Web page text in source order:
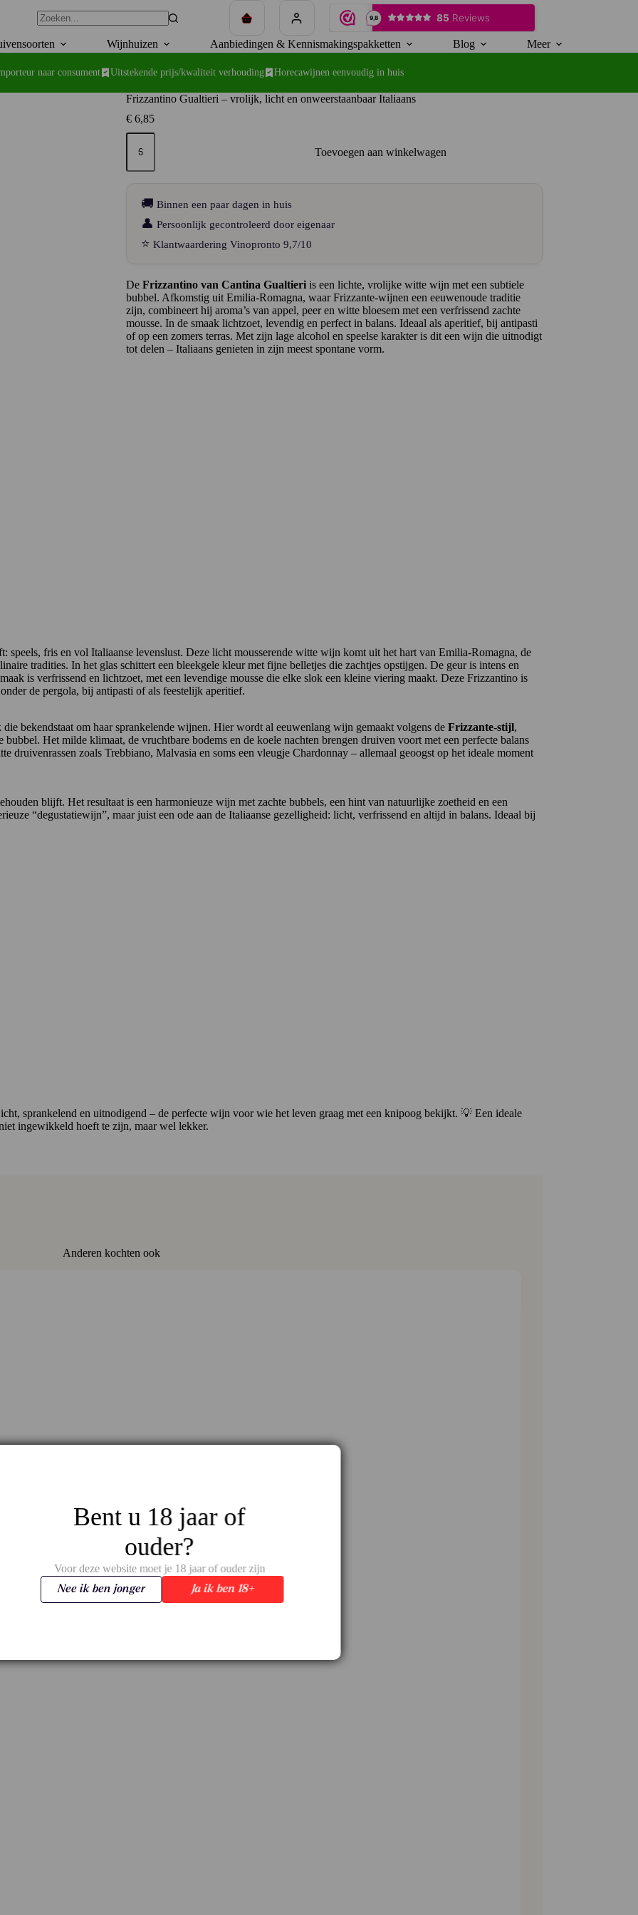
Winkelwagen
Wijnhuizen Aanbiedingen & Kennismakingspakketten Blog Meer
naar consument Uitstekende prijs/kwaliteit verhouding Horecawijnen eenvoudig in huis
Frizzantino Gualtieri – vrolijk, licht en onweerstaanbaar Italiaans
€6,85
Frizzantino
Gualtieri
vrolijk,
onweerstaanbaar
Italiaans
Toevoegen aan winkelwagen
🚚 Binnen een paar dagen in huis
👤 Persoonlijk gecontroleerd door eigenaar
⭐ Klantwaardering Vinopronto 9,7/10
De Frizzantino van Cantina Gualtieriis een lichte, vrolijke witte wijn met een subtiele
bubbel. Afkomstig uit Emilia-Romagna, waar Frizzante-wijnen een eeuwenoude traditie
zijn, combineert hij aroma’s van appel, peer en witte bloesem met een verfrissend zachte
mousse. In de smaak lichtzoet, levendig en perfect in balans. Ideaal als aperitief, bij antipasti
of op een zomers terras. Met zijn lage alcohol en speelse karakter is dit een wijn die uitnodigt
tot delen – Italiaans genieten in zijn meest spontane vorm.
speels, fris en vol Italiaanse levenslust. Deze licht mousserende witte wijn komt uit het hart van Emilia-Romagna, de
tradities. In het glas schittert een bleekgele kleur met fijne belletjes die zachtjes opstijgen. De geur is intens en
is verfrissend en lichtzoet, met een levendige mousse die elke slok een kleine viering maakt. Deze Frizzantino is
de pergola, bij antipasti of als feestelijk aperitief.
bekendstaat om haar sprankelende wijnen. Hier wordt al eeuwenlang wijn gemaakt volgens de Frizzante-stijl,
Het milde klimaat, de vruchtbare bodems en de koele nachten brengen druiven voort met een perfecte balans
zoals Trebbiano, Malvasia en soms een vleugje Chardonnay – allemaal geoogst op het ideale moment
blijft. Het resultaat is een harmonieuze wijn met zachte bubbels, een hint van natuurlijke zoetheid en een
“degustatiewijn”, maar juist een ode aan de Italiaanse gezelligheid: licht, verfrissend en altijd in balans. Ideaal bij
sprankelend en uitnodigend – de perfecte wijn voor wie het leven graag met een knipoog bekijkt. 💡 Een ideale
ingewikkeld hoeft te zijn, maar wel lekker.
Anderen kochten ook
Bent u 18 jaar of
ouder?
Voor deze website moet je 18 jaar of ouder zijn
Ja ik ben 18+
Nee ik ben jonger